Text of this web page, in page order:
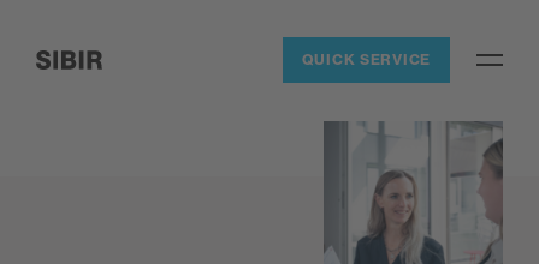
QUICK SERVICE Open /